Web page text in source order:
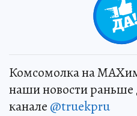
Комсомолка на
наши новости раньше
канале @truekpru